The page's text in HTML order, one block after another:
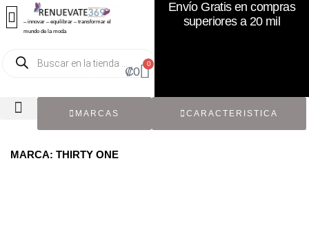
– innovar – equilibrar – transformar el
mundo de la moda
₡0
0
Envío Gratis en compras
superiores a 20 mil
MARCAS CARACTERISTICA
MARCA: THIRTY ONE